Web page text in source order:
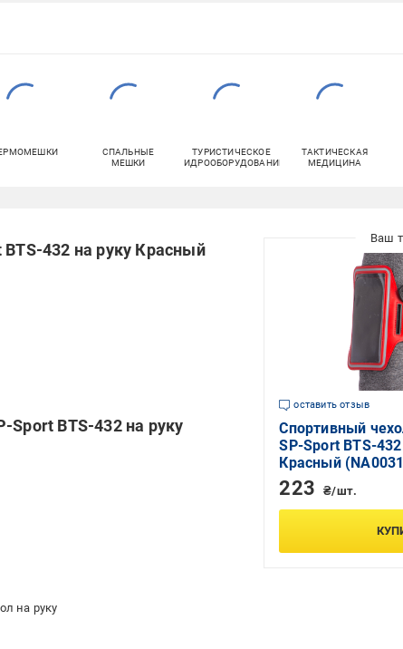
СПАЛЬНЫЕ
МЕШКИ
ТУРИСТИЧЕСКОЕ
ГИДРООБОРУДОВАНИЕ
ТАКТИЧЕСКАЯ
МЕДИЦИНА
432 на руку Красный
Sport BTS-432 на руку
на руку
оставить отзыв
Спортивный
SP-Sport BTS-
Красный
223 ₴/шт.